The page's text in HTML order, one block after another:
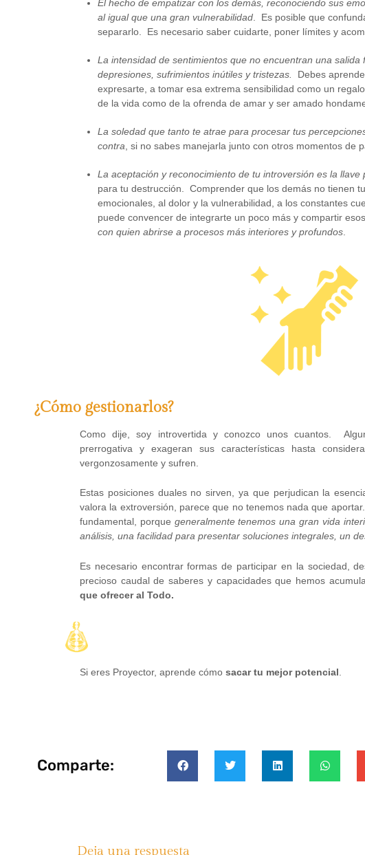
El hecho de empatizar con los demás, reconociendo sus
al igual que una gran vulnerabilidad. Es posible que
separarlo. Es necesario saber cuidarte, poner límites y
La intensidad de sentimientos que no encuentran una
depresiones, sufrimientos inútiles y tristezas.
Debes
expresarte, a tomar esa extrema sensibilidad como un
de la vida como de la ofrenda de amar y ser amado
La soledad que tanto te atrae para procesar tus
contra , si no sabes manejarla junto con otros momentos de
La aceptación y reconocimiento de tu introversión es la llave
para tu destrucción. Comprender que los demás no tienen
emocionales, al dolor y la vulnerabilidad, a los constantes
puede convencer de integrarte un poco más y compartir
con quien abrirse a procesos más interiores y profundos.
¿Cómo gestionarlos?
Como dije, soy introvertida y conozco unos cuantos.
prerrogativa y exageran sus características hasta
vergonzosamente y sufren.
Estas posiciones duales no sirven, ya que perjudican la
valora la extroversión, parece que no tenemos nada que
fundamental, porque generalmente tenemos una gran vida
análisis, una facilidad para presentar soluciones integrales, un
Es necesario encontrar formas de participar en la sociedad,
precioso caudal de saberes y capacidades que hemos
que ofrecer al Todo.
Si eres Proyector, aprende cómo sacar tu mejor potencial.
Comparte:
Deja una respuesta